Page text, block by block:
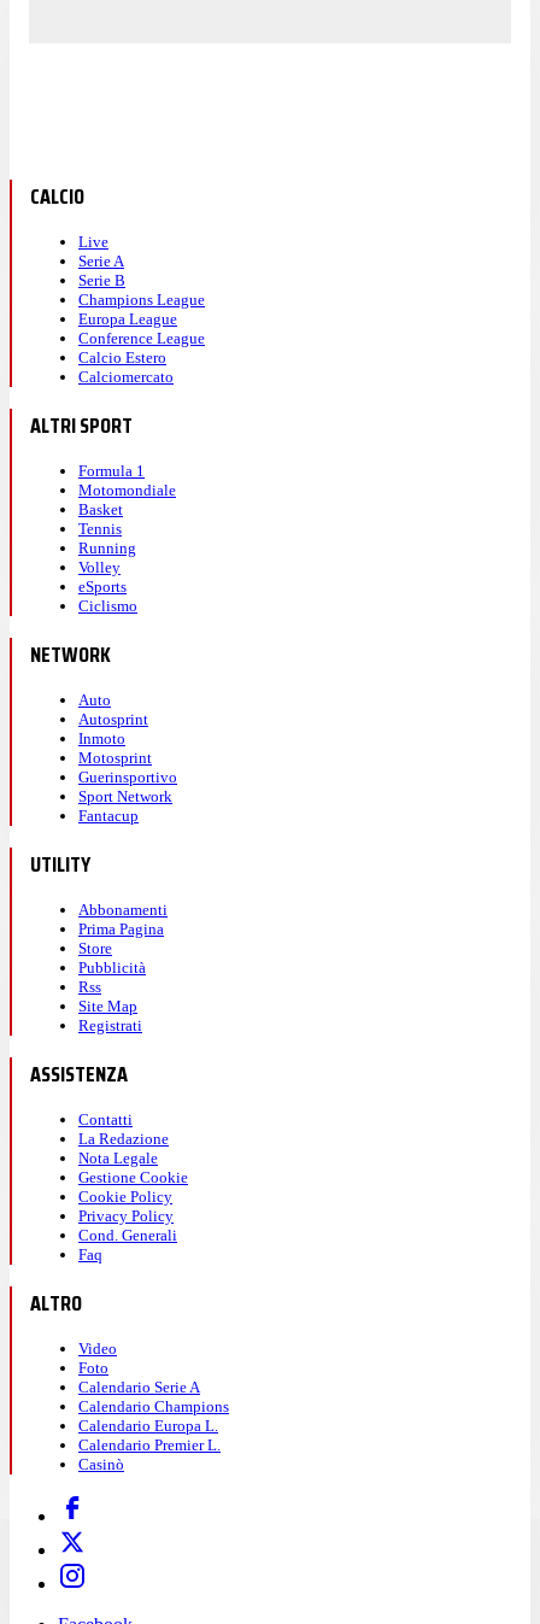
CALCIO
Live
Serie A
Serie B
Champions League
Europa League
Conference League
Calcio Estero
Calciomercato
ALTRI SPORT
Formula 1
Motomondiale
Basket
Tennis
Running
Volley
eSports
Ciclismo
NETWORK
Auto
Autosprint
Inmoto
Motosprint
Guerinsportivo
Sport Network
Fantacup
UTILITY
Abbonamenti
Prima Pagina
Store
Pubblicità
Rss
Site Map
Registrati
ASSISTENZA
Contatti
La Redazione
Nota Legale
Gestione Cookie
Cookie Policy
Privacy Policy
Cond. Generali
Faq
ALTRO
Video
Foto
Calendario Serie A
Calendario Champions
Calendario Europa L.
Calendario Premier L.
Casinò